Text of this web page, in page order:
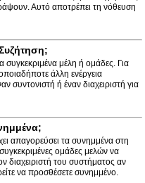
Αυτό αποτρέπει τη νόθευση
συγκεκριμένα μέλη ή ομάδες. Για
άλλη ενέργεια
συντονιστή ή έναν διαχειριστή για
απαγορεύσει τα συνημμένα στη
ομάδες μελών να
διαχειριστή του συστήματος αν
να προσθέσετε συνημμένο.